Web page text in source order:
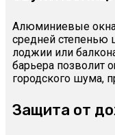
Алюминиевые
средней степенью
лоджии или
барьера позволит
городского шума,
Защита от